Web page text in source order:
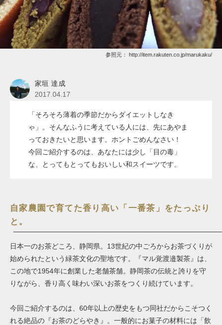
参照元： http://item.rakuten.co.jp/marukaku/
家垣 達成
2017.04.17
「そろそろ薄着の季節だからダイエットしなき
ゃ」。そんなふうに考えている人には、先にあやま
っておきたいと思います。ホントごめんなさい！
今回ご紹介するのは、あなたには少し「目の毒」
な、とってもとってもおいしい和スイーツです。
自家農園で育てた香り高い「一番茶」をたっぷり
と。
日本一のお茶どころ、静岡県。13世紀の中ごろからお茶づくりが
始められたという緑茶文化の聖地です。『マル覚渡邉製茶』は、
この地で1954年に創業した老舗茶舗。静岡茶の伝統と誇りを守
りながら、香り高く味わい深いお茶をつくり続けています。
今回ご紹介するのは、60年以上の歴史をもつ同社だからこそつく
れる絶品の『お茶のどらやき』。一般的にお菓子の材料には「飲